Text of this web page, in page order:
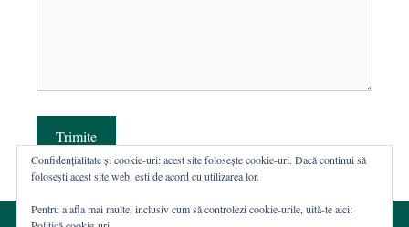
Trimite
Confidențialitate și cookie-uri: acest site folosește cookie-uri. Dacă continui să
folosești acest site web, ești de acord cu utilizarea lor.
Pentru a afla mai multe, inclusiv cum să controlezi cookie-urile, uită-te aici: